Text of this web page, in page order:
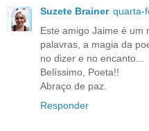
Suzete Brainer quarta-
Este amigo Jaime é um
palavras, a magia da
no dizer e no encanto...
Belíssimo, Poeta!!
Abraço de paz.
Responder